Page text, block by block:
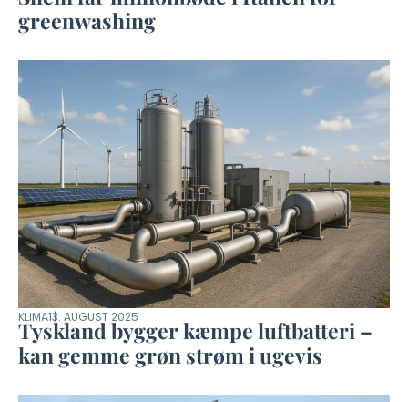
greenwashing
KLIMA13. AUGUST 2025
Tyskland bygger kæmpe luftbatteri –
kan gemme grøn strøm i ugevis